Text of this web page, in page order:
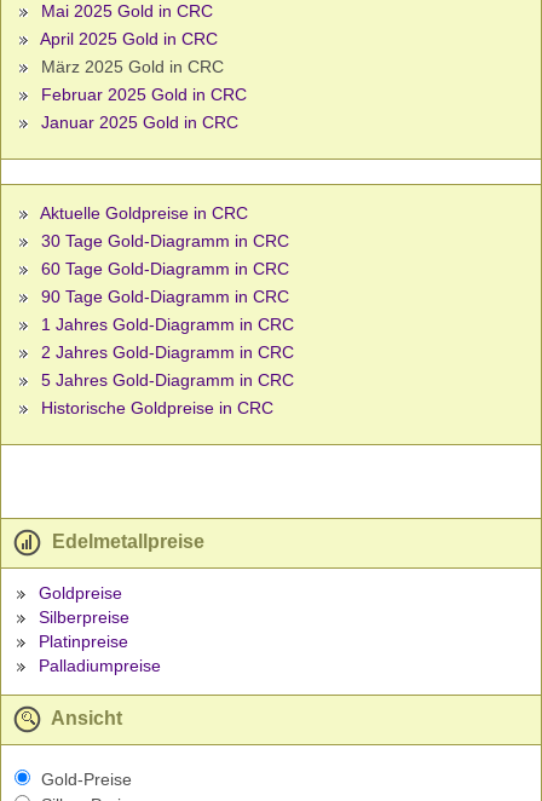
Mai 2025 Gold in CRC
April 2025 Gold in CRC
März 2025 Gold in CRC
Februar 2025 Gold in CRC
Januar 2025 Gold in CRC
Aktuelle Goldpreise in CRC
30 Tage Gold-Diagramm in CRC
60 Tage Gold-Diagramm in CRC
90 Tage Gold-Diagramm in CRC
1 Jahres Gold-Diagramm in CRC
2 Jahres Gold-Diagramm in CRC
5 Jahres Gold-Diagramm in CRC
Historische Goldpreise in CRC
Edelmetallpreise
Goldpreise
Silberpreise
Platinpreise
Palladiumpreise
Ansicht
Gold-Preise